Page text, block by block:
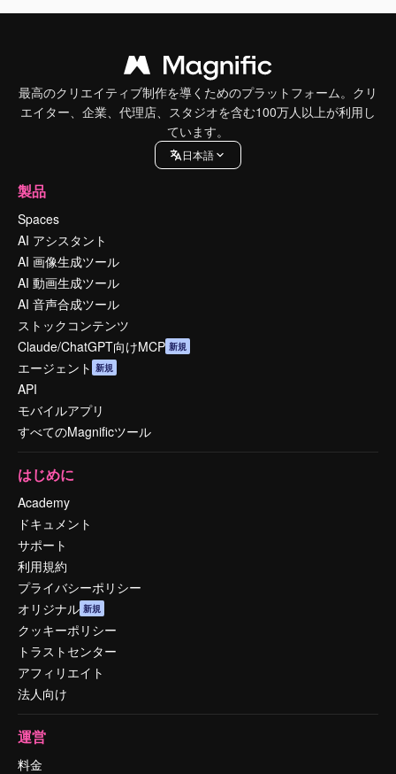
最高のクリエイティブ制作を導くためのプラットフォーム。クリ
エイター、企業、代理店、スタジオを含む100万人以上が利用し
ています。
日本語
製品
Spaces
AI アシスタント
AI 画像生成ツール
AI 動画生成ツール
AI 音声合成ツール
ストックコンテンツ
Claude/ChatGPT向けMCP 新規
エージェント 新規
API
モバイルアプリ
すべてのMagnificツール
はじめに
Academy
ドキュメント
サポート
利用規約
プライバシーポリシー
オリジナル 新規
クッキーポリシー
トラストセンター
アフィリエイト
法人向け
運営
料金